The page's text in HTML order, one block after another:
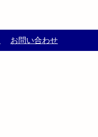
お問い合わせ